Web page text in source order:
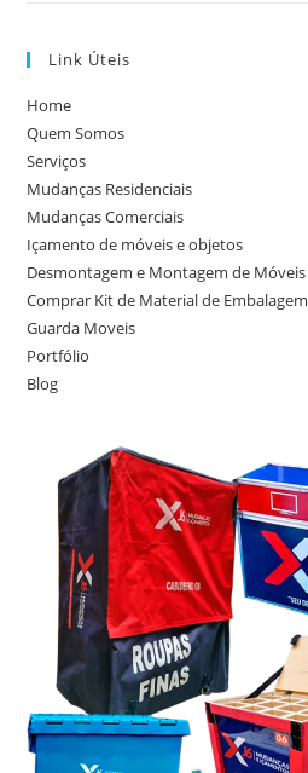
Link Úteis
Home
Quem Somos
Serviços
Mudanças Residenciais
Mudanças Comerciais
Içamento de móveis e objetos
Desmontagem e Montagem de Móveis
Comprar Kit de Material de Embalagem
Guarda Moveis
Portfólio
Blog